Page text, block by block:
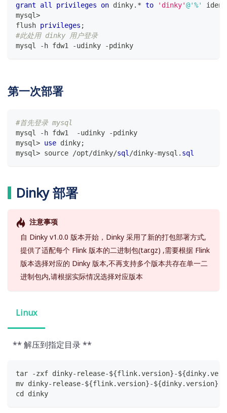
grant
all privileges on dinky. * to 'dinky'@'%'
mysql>
flush privileges ;
#此处用 dinky 用户登录
mysql
- h fdw1 -udinky -pdinky
第一次部署
#首先登录 mysql
mysql
- h fdw1 -udinky -pdinky
mysql> use dinky;
mysql> source /opt/dinky/sql /dinky-mysql . sql
Dinky 部署
注意事项
自 Dinky v1.0.0 版本开始，Dinky 采用了新的打包部署方式,
提供了适配每个 Flink 版本的二进制包(tar.gz) ,需要根据 Flink
版本选择对应的 Dinky 版本,不再支持多个版本共存在单一二
进制包内,请根据实际情况选择对应版本
Linux
** 解压到指定目录 **
tar -zxf dinky-release-${flink.version}-
mv dinky-release-${flink.version}-${dinky.version}
cd dinky